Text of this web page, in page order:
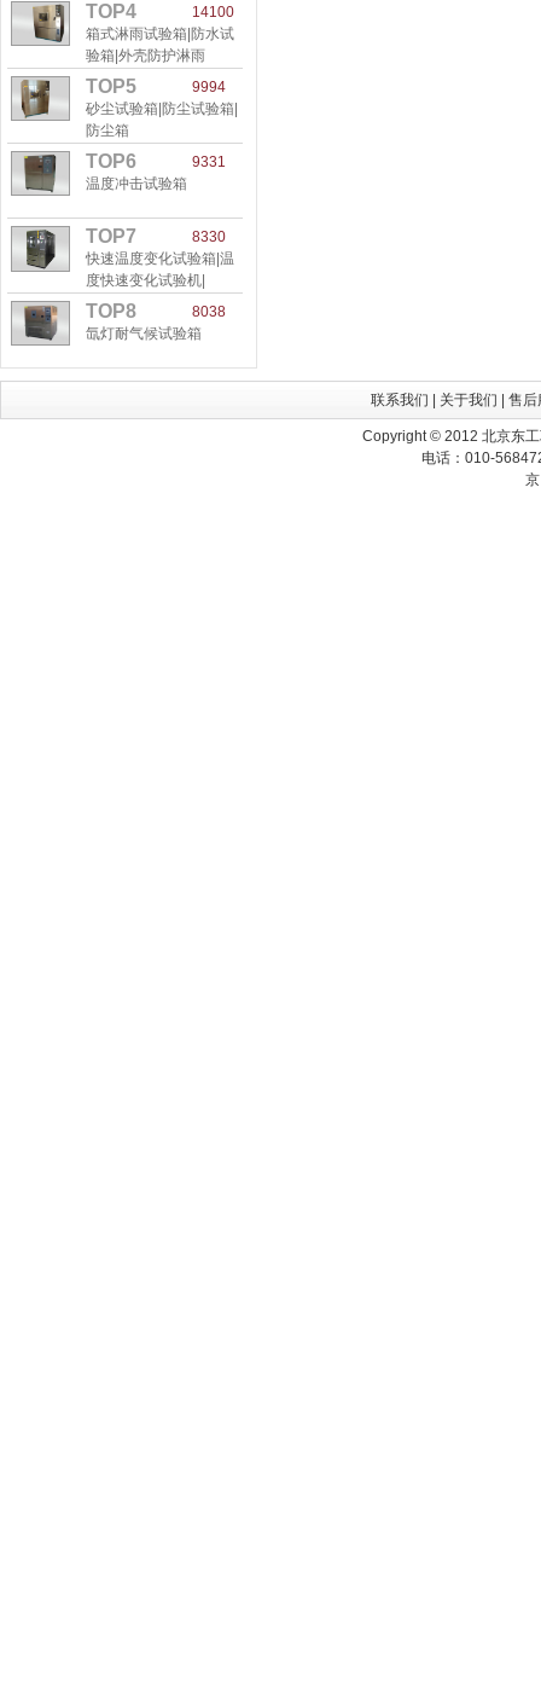
14100
TOP4
箱式淋雨试验箱|防水试
验箱|外壳防护淋雨
9994
TOP5
砂尘试验箱|防尘试验箱|
防尘箱
9331
TOP6
温度冲击试验箱
8330
TOP7
快速温度变化试验箱|温
度快速变化试验机|
8038
TOP8
氙灯耐气候试验箱
联系我们 关于我们 售后
Copyright © 2012 北京东
电话：010-